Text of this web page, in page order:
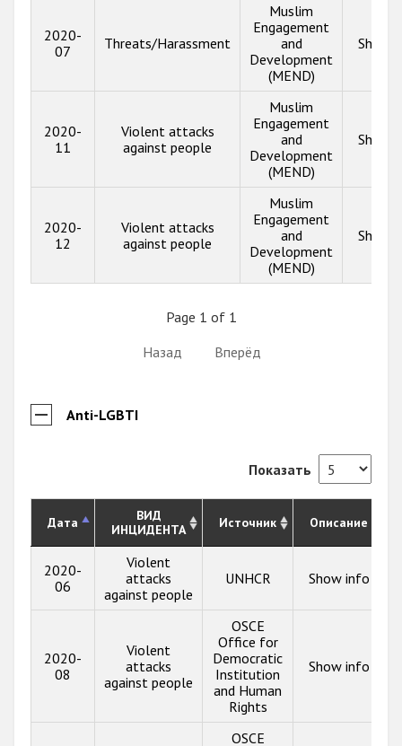
2020-
07
Threats/Harassment
Muslim
Engagement
and
Development
(MEND)
Show
2020-
11
Violent attacks
against people
Muslim
Engagement
and
Development
(MEND)
Show
2020-
12
Violent attacks
against people
Muslim
Engagement
and
Development
(MEND)
Show
Page 1 of 1
Назад
Вперёд
Anti-LGBTI
Показать
Дата
ВИД
ИНЦИДЕНТА
Источник Описание
2020-
06
Violent
attacks
against people
UNHCR Show info
2020-
08
Violent
attacks
against people
OSCE
Office for
Democratic
Institution
and Human
Rights
Show info
OSCE